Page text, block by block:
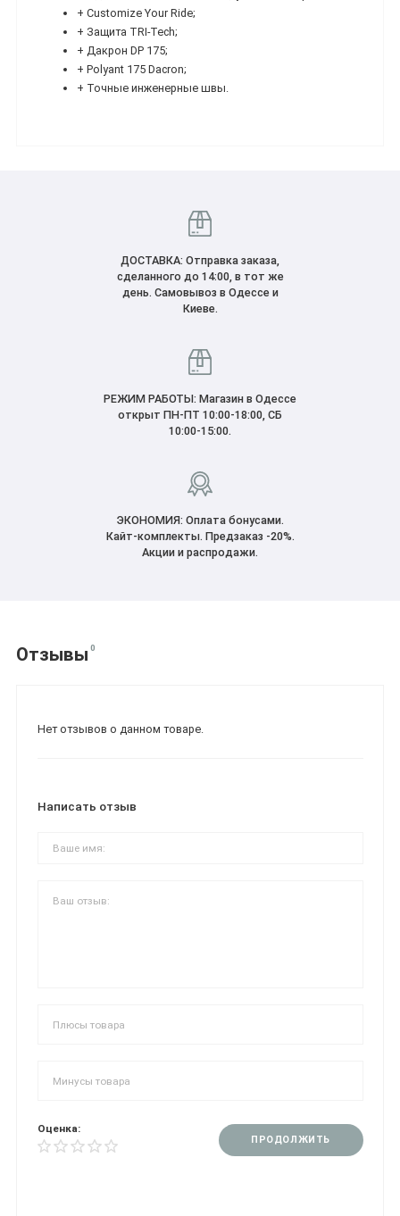
+ Customize Your Ride;
+ Защита TRI-Tech;
+ Дакрон DP 175;
+ Polyant 175 Dacron;
+ Точные инженерные швы.
ДОСТАВКА: Отправка заказа,
сделанного до 14:00, в тот же
день. Самовывоз в Одессе и
Киеве.
РЕЖИМ РАБОТЫ: Магазин в Одессе
открыт ПН-ПТ 10:00-18:00, CБ
10:00-15:00.
ЭКОНОМИЯ: Оплата бонусами.
Кайт-комплекты. Предзаказ -20%.
Акции и распродажи.
Отзывы 0
Нет отзывов о данном товаре.
Написать отзыв
Оценка:
ПРОДОЛЖИТЬ